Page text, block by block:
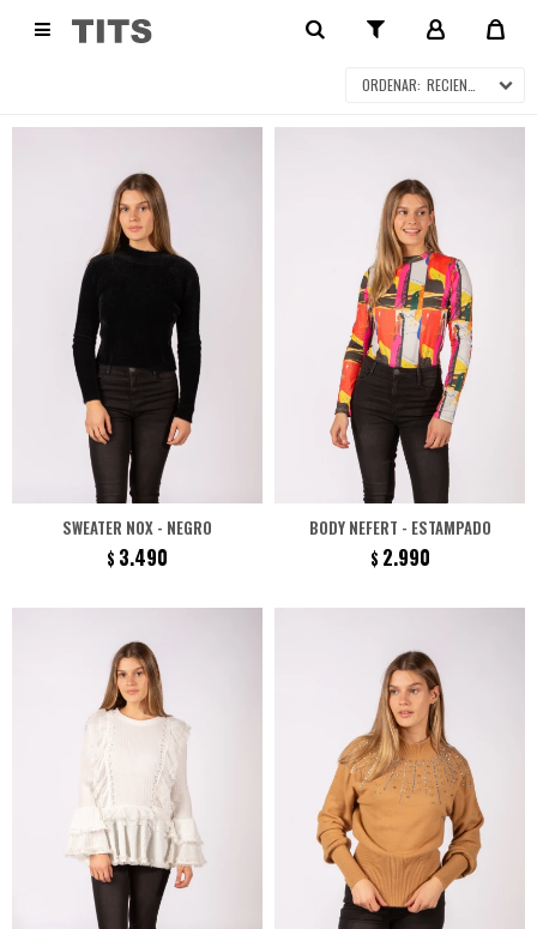
 VESTIMENTA
RECIENTES
SWEATER NOX - NEGRO
$ 3.490
BODY NEFERT - ESTAMPADO
$ 2.990